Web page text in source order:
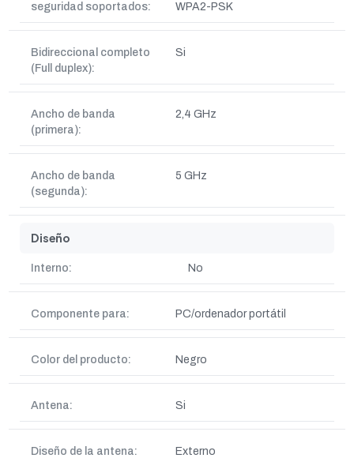
seguridad soportados:
WPA2-PSK
Bidireccional completo
(Full duplex):
Si
Ancho de banda
(primera):
2,4 GHz
Ancho de banda
(segunda):
5 GHz
Diseño
Interno: No
Componente para: PC/ordenador portátil
Color del producto: Negro
Antena: Si
Diseño de la antena: Externo